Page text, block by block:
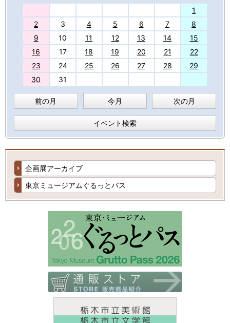
1
2
3 4 5 6 7
8
9
10 11 12 13 14
15
16
17 18 19 20 21
22
23
24 25 26 27 28
29
30
31
前の月 今月 次の月
イベント検索
企画展アーカイブ
東京ミュージアムぐるっとバス